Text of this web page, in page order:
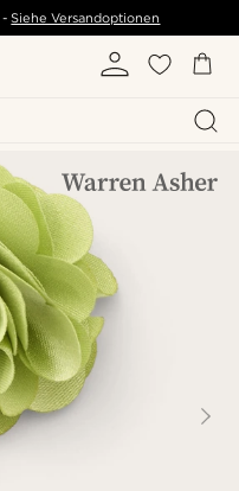
- Siehe Versandoptionen